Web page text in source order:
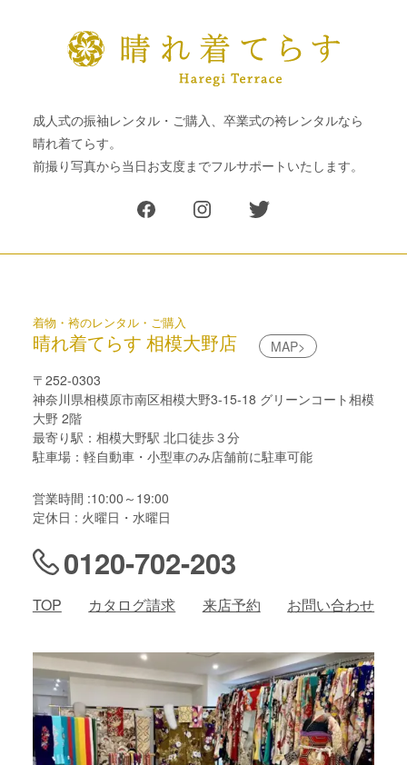
成人式の振袖レンタル・ご購入、卒業式の袴レンタルなら
晴れ着てらす。
前撮り写真から当日お支度までフルサポートいたします。
着物・袴のレンタル・ご購入
晴れ着てらす 相模大野店
MAP>
〒252-0303
神奈川県相模原市南区相模大野3-15-18 グリーンコート相模
大野 2階
最寄り駅：相模大野駅 北口徒歩３分
駐車場：軽自動車・小型車のみ店舗前に駐車可能
営業時間 :10:00～19:00
定休日 : 火曜日・水曜日
0120-702-203
TOP カタログ請求 来店予約 お問い合わせ